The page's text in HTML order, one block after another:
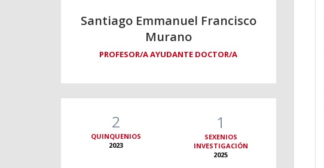
Santiago Emmanuel Francisco
Murano
PROFESOR/A AYUDANTE DOCTOR/A
2
QUINQUENIOS
2023
1
SEXENIOS
INVESTIGACIÓN
2025